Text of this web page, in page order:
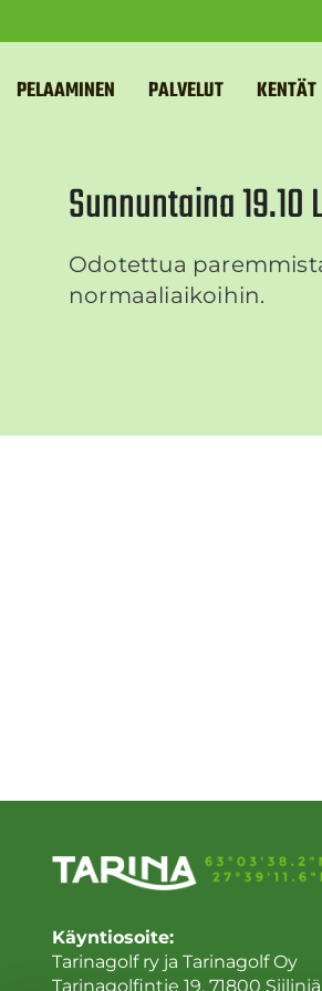
PELAAMINEN PALVELUT KENTÄT
Sunnuntaina
Odotettua
normaaliaikoihin.
Käyntiosoite:
Tarinagolf ry ja Tarinagolf Oy
Tarinagolfintie 19, 71800